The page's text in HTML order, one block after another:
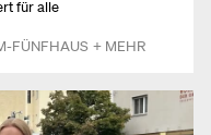
für alle
FÜNFHAUS + MEHR